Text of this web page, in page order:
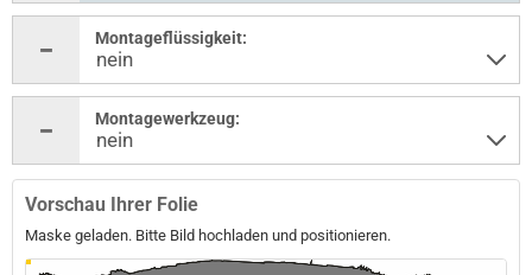
Montageflüssigkeit:
Montagewerkzeug:
Vorschau Ihrer Folie
Maske geladen. Bitte Bild hochladen und positionieren.